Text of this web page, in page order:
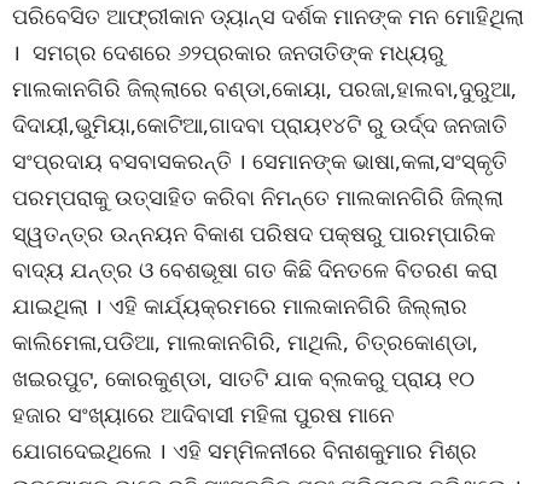
ପରିବେସିତ ଆଫ୍ରୀକାନ ଡ୍ୟାନ୍ସ ଦର୍ଶକ ମାନଙ୍କ ମନ ମୋହିଥିଲା
। ସମଗ୍ର ଦେଶରେ ୬୨ପ୍ରକାର ଜନତାତିଙ୍କ ମଧ୍ୟରୁ
ମାଲକାନଗିରି ଜିଲ୍ଲାରେ ବଣ୍ଡା,କୋୟା, ପରଜା,ହାଲବା,ଦୁରୁଆ,
ଦିଦାୟୀ,ଭୁମିୟା,କୋଟିଆ,ଗାଦବା ପ୍ରାୟ୧୪ଟି ରୁ ଉର୍ଦ୍ଦ ଜନଜାତି
ସଂପ୍ରଦାୟ ବସବାସକରନ୍ତି । ସେମାନଙ୍କ ଭାଷା,କଳା,ସଂସ୍କୃତି
ପରମ୍ପରାକୁ ଉତ୍ସାହିତ କରିବା ନିମନ୍ତେ ମାଲକାନଗିରି ଜିଲ୍ଲା
ସ୍ୱତନ୍ତ୍ର ଉନ୍ନୟନ ବିକାଶ ପରିଷଦ ପକ୍ଷରୁ ପାରମ୍ପାରିକ
ବାଦ୍ୟ ଯନ୍ତ୍ର ଓ ବେଶଭୂଷା ଗତ କିଛି ଦିନତଳେ ବିତରଣ କରା
ଯାଇଥିଲା । ଏହି କାର୍ଯ୍ୟକ୍ରମରେ ମାଲକାନଗିରି ଜିଲ୍ଲାର
କାଲିମେଳା,ପଡିଆ, ମାଲକାନଗିରି, ମାଥିଲି, ଚିତ୍ରକୋଣ୍ଡା,
ଖଇରପୁଟ, କୋରକୁଣ୍ଡା, ସାତଟି ଯାକ ବ୍ଲକରୁ ପ୍ରାୟ ୧୦
ହଜାର ସଂଖ୍ୟାରେ ଆଦିବାସୀ ମହିଳା ପୁରଷ ମାନେ
ଯୋଗଦେଇଥିଲେ । ଏହି ସମ୍ମିଳନୀରେ ବିନାଶକୁମାର ମିଶ୍ର